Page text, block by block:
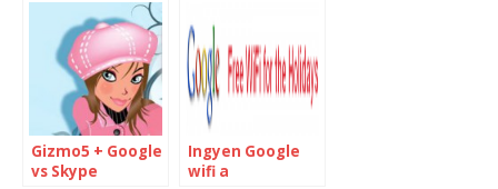
Gizmo5 + Google
vs Skype
Ingyen Google
wifi a